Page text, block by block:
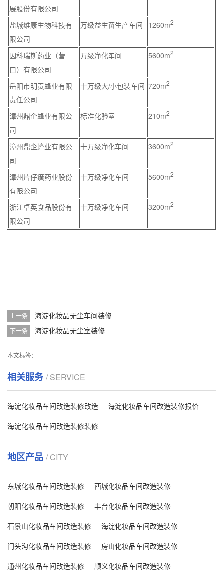
展股份有限公司
盐城维康生物科技有
限公司
万级益生菌生产车间 1260m2
因科瑞斯药业（营
口）有限公司
万级净化车间 5600m2
岳阳市明贡蜂业有限
责任公司
十万级大/小包装车间 720m2
漳州鼎企蜂业有限公
司
标准化验室 210m2
漳州鼎企蜂业有限公
司
十万级净化车间 3600m2
漳州片仔癀药业股份
有限公司
十万级净化车间 5600m2
浙江卓英食品股份有
限公司
十万级净化车间 3200m2
上一条 海淀化妆品无尘车间装修
下一条 海淀化妆品无尘室装修
本文标签：
相关服务/ SERVICE
海淀化妆品车间改造装修改造
海淀化妆品车间改造装修报价
海淀化妆品车间改造装修装修
地区产品 / CITY
东城化妆品车间改造装修
西城化妆品车间改造装修
朝阳化妆品车间改造装修
丰台化妆品车间改造装修
石景山化妆品车间改造装修
海淀化妆品车间改造装修
门头沟化妆品车间改造装修
房山化妆品车间改造装修
通州化妆品车间改造装修
顺义化妆品车间改造装修